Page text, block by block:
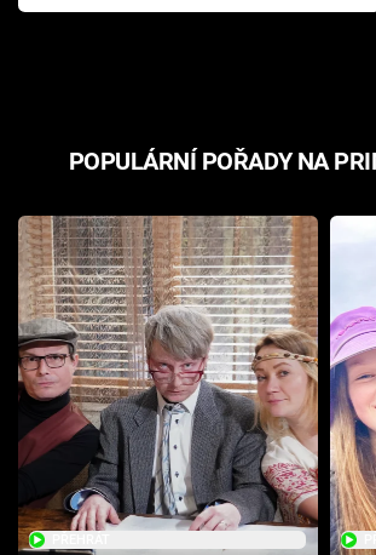
Pottera přišla s ráznou
POPULÁRNÍ POŘADY NA